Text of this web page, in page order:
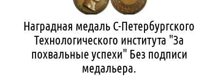
Наградная медаль С-Петербургского
Технологического института "За
похвальные успехи" Без подписи
медальера.